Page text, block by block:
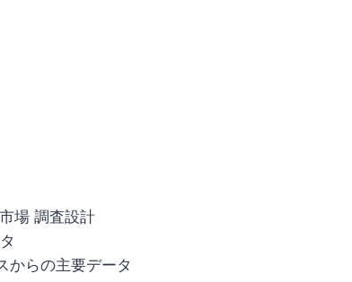
場 調査設計
からの主要データ